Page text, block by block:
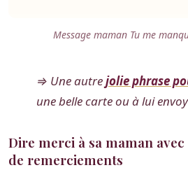
Message maman Tu me
⇒ Une autrejolie phrase
une belle carte ou à lui
Dire merci à sa maman
de remerciements